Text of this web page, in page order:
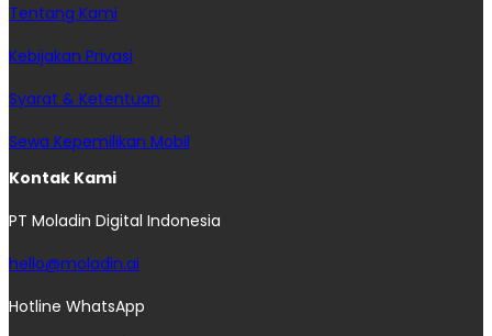
Tentang Kami
Kebijakan Privasi
Syarat & Ketentuan
Sewa Kepemilikan Mobil
Kontak Kami
PT Moladin Digital Indonesia
hello@moladin.ai
Hotline WhatsApp